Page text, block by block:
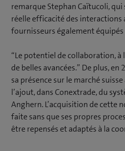
remarque Stephan Caïtucoli,
réelle efficacité des interactions
fournisseurs également équipés
“Le potentiel de collaboration,
de belles avancées.” De plus,
sa présence sur le marché
l’ajout, dans Conextrade, du
Anghern. L’acquisition de cette
faite sans que ses propres
être repensés et adaptés à la